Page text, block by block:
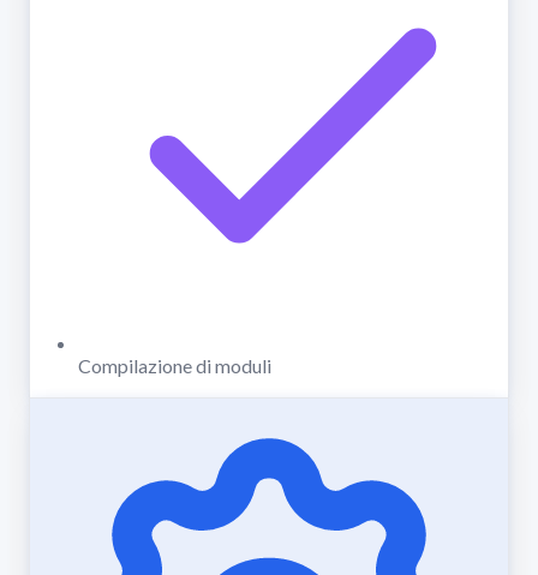
Compilazione di moduli